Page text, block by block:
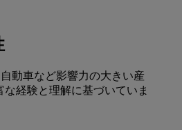
動車など影響力の大きい産
経験と理解に基づいていま